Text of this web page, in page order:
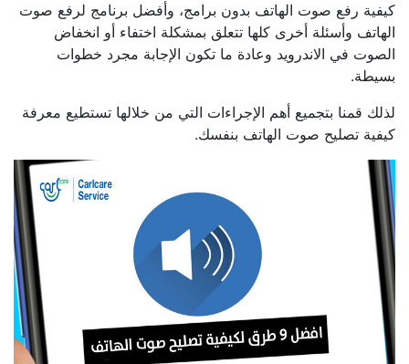
كيفية رفع صوت الهاتف بدون برامج، وأفضل برنامج لرفع صوت
الهاتف وأسئلة أخرى كلها تتعلق بمشكلة اختفاء أو انخفاض
الصوت في الاندرويد وعادة ما تكون الإجابة مجرد خطوات
بسيطة.
لذلك قمنا بتجميع أهم الإجراءات التي من خلالها تستطيع معرفة
كيفية تصليح صوت الهاتف بنفسك.